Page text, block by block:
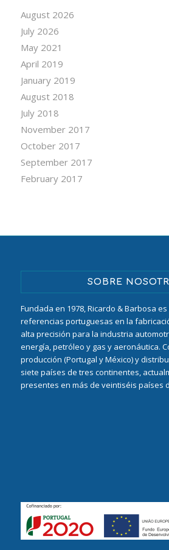
August 2026
July 2026
May 2021
April 2019
January 2019
August 2018
July 2018
November 2017
October 2017
September 2017
February 2017
SOBRE
Fundada en 1978, Ricardo & Barbosa
referencias portuguesas en la
alta precisión para la industria
energía, petróleo y gas y aeronáutica.
producción (Portugal y México) y
siete países de tres continentes,
presentes en más de veintiséis países